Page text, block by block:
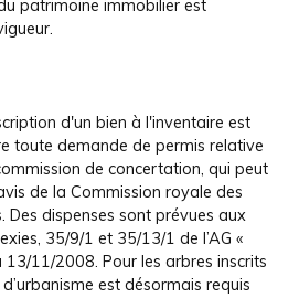
patrimoine immobilier est
d'un bien à l'inventaire est
toute demande de permis relative
de concertation, qui peut
de la Commission royale des
Des dispenses sont prévues aux
35/9/1 et 35/13/1 de l’AG «
13/11/2008. Pour les arbres inscrits
est désormais requis